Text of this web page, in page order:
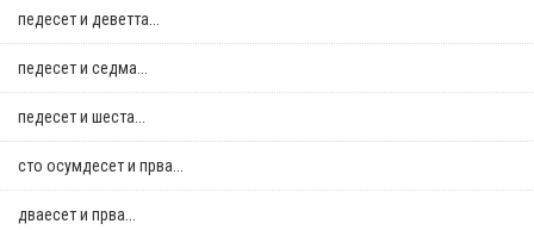
педесет и деветта...
педесет и седма...
педесет и шеста...
сто осумдесет и прва...
дваесет и прва...